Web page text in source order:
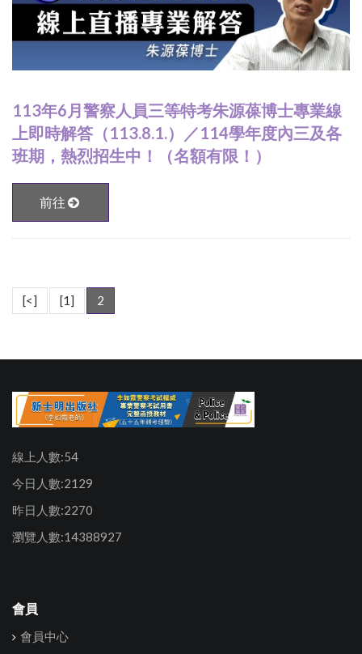
113年6月警察人員三等特考朱源葆博士專業線
上即時解答（113.8.1.）／114學年度內三及各
班期，熱烈招生中！（名額有限！）
前往
[<] [1] 2
線上人數:54
今日人數:2129
昨日人數:2270
瀏覽人數:14388927
會員
會員中心